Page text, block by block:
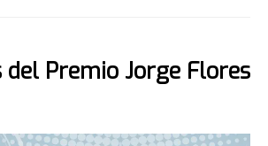
del Premio Jorge Flores